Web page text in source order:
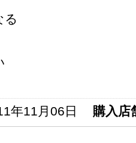
る
年11月06日 購入店